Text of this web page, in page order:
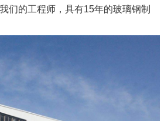
们的工程师，具有15年的玻璃钢制